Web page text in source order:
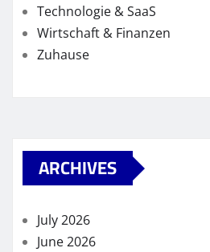
Technologie & SaaS
Wirtschaft & Finanzen
Zuhause
ARCHIVES
July 2026
June 2026